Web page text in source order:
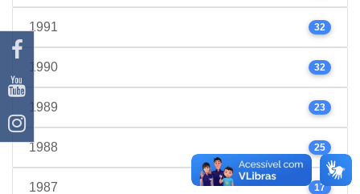
1991 32
1990 32
1989 23
1988 25
1987 17